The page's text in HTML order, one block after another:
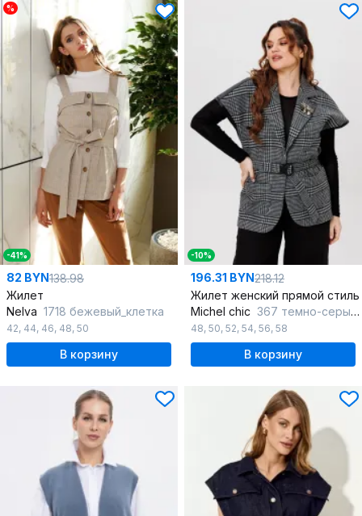
%
-41%
82 BYN138.98
Жилет
Nelva 1718 бежевый_клетка
42, 44, 46, 48, 50
В корзину
-10%
196.31 BYN218.12
Жилет женский прямой стиль
Michel chic 367 темно-серый,клетка
48, 50, 52, 54, 56, 58
В корзину